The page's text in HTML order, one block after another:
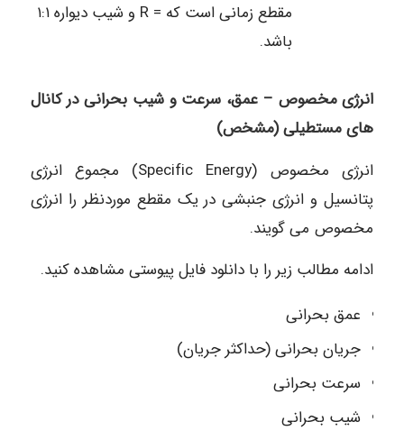
مقطع زمانی است که = R و شیب دیواره ۱:۱
باشد.
انرژی مخصوص – عمق، سرعت و شیب بحرانی در کانال
های مستطیلی (مشخص)
انرژی مخصوص (Specific Energy) مجموع انرژی
پتانسیل و انرژی جنبشی در یک مقطع موردنظر را انرژی
مخصوص می گویند.
ادامه مطالب زیر را با دانلود فایل پیوستی مشاهده کنید.
عمق بحرانی
جریان بحرانی (حداکثر جریان)
سرعت بحرانی
شیب بحرانی